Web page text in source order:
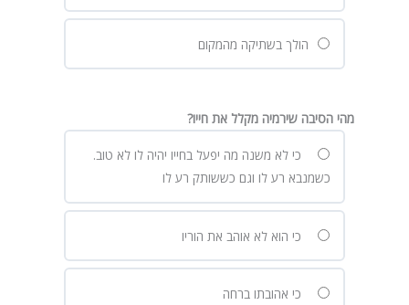
הולך בשתיקה מהמקום
מהי הסיבה שירמיה מקלל את חייו?
כי לא משנה מה יפעל בחייו יהיה לו לא טוב.
כשמנבא רע לו וגם כששותק רע לו
כי הוא לא אוהב את הוריו
כי אהובתו ברחה